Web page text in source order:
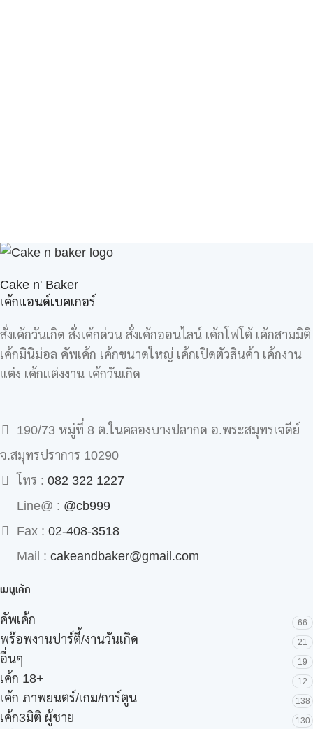
Cake n' Baker
เค้กแอนด์เบคเกอร์
สั่งเค้กวันเกิด สั่งเค้กด่วน สั่งเค้กออนไลน์ เค้กโฟโต้ เค้กสามมิติ
เค้กมินิม่อล คัพเค้ก เค้กขนาดใหญ่ เค้กเปิดตัวสินค้า เค้กงาน
แต่ง เค้กแต่งงาน เค้กวันเกิด
190/73 หมู่ที่ 8 ต.ในคลองบางปลากด อ.พระสมุทรเจดีย์
จ.สมุทรปราการ 10290
โทร : 082 322 1227
Line@ : @cb999
Fax : 02-408-3518
Mail : cakeandbaker@gmail.com
เมนูเค้ก
คัพเค้ก 66
พร๊อพงานปาร์ตี้/งานวันเกิด 21
อื่นๆ 19
เค้ก 18+ 12
เค้ก ภาพยนตร์/เกม/การ์ตูน 138
เค้ก3มิติ ผู้ชาย 130